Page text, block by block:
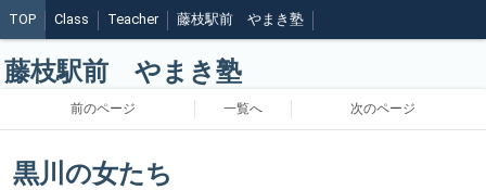
TOP Class Teacher 藤枝駅前 やまき塾
藤枝駅前 やまき塾
前のページ 一覧へ 次のページ
黒川の女たち